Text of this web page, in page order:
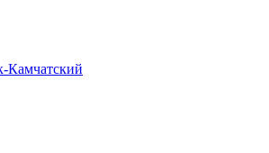
Камчатский